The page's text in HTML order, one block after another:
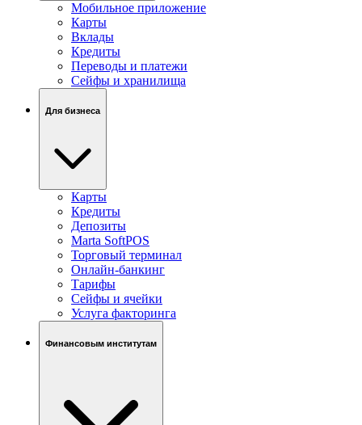
Мобильное приложение
Карты
Вклады
Кредиты
Переводы и платежи
Сейфы и хранилища
Для бизнеса
Карты
Кредиты
Депозиты
Marta SoftPOS
Торговый терминал
Онлайн-банкинг
Тарифы
Сейфы и ячейки
Услуга факторинга
Финансовым институтам